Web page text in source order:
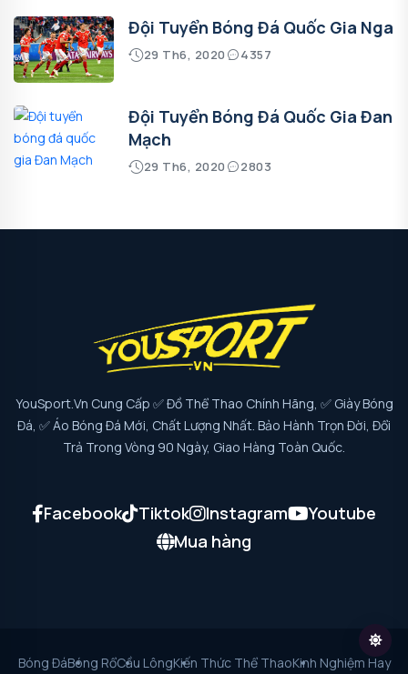
Đội Tuyển Bóng Đá Quốc Gia Nga
29 Th6, 2020 4357
Đội Tuyển Bóng Đá Quốc Gia Đan
Mạch
29 Th6, 2020 2803
YouSport.vn Cung Cấp ✅ Đồ Thể Thao Chính Hãng, ✅ Giày Bóng
Đá, ✅ Áo Bóng Đá Mới, Chất Lượng Nhất. Bảo Hành Trọn Đời, Đổi
Trả Trong Vòng 90 Ngày, Giao Hàng Toàn Quốc.
Facebook Tiktok Instagram
Youtube
Mua hàng
Bóng ĐáBóng RổCầu LôngKiến Thức Thể ThaoKinh Nghiệm Hay